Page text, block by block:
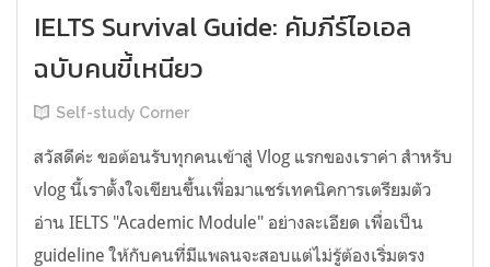
IELTS Survival Guide: คัมภีร์ไอเอล
ฉบับคนขี้เหนียว
Self-study Corner
สวัสดีค่ะ ขอต้อนรับทุกคนเข้าสู่ Vlog แรกของเราค่า สำหรับ
vlog นี้เราตั้งใจเขียนขึ้นเพื่อมาแชร์เทคนิคการเตรียมตัว
อ่าน IELTS "Academic Module" อย่างละเอียด เพื่อเป็น
guideline ให้กับคนที่มีแพลนจะสอบแต่ไม่รู้ต้องเริ่มตรง